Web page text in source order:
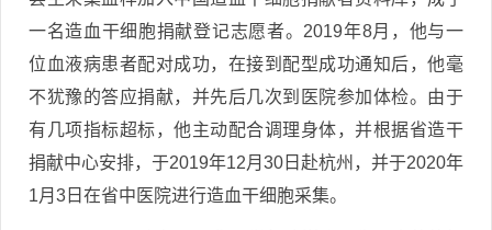
一名造血干细胞捐献登记志愿者。2019年8月，他与一
位血液病患者配对成功，在接到配型成功通知后，他毫
不犹豫的答应捐献，并先后几次到医院参加体检。由于
有几项指标超标，他主动配合调理身体，并根据省造干
捐献中心安排，于2019年12月30日赴杭州，并于2020年
1月3日在省中医院进行造血干细胞采集。